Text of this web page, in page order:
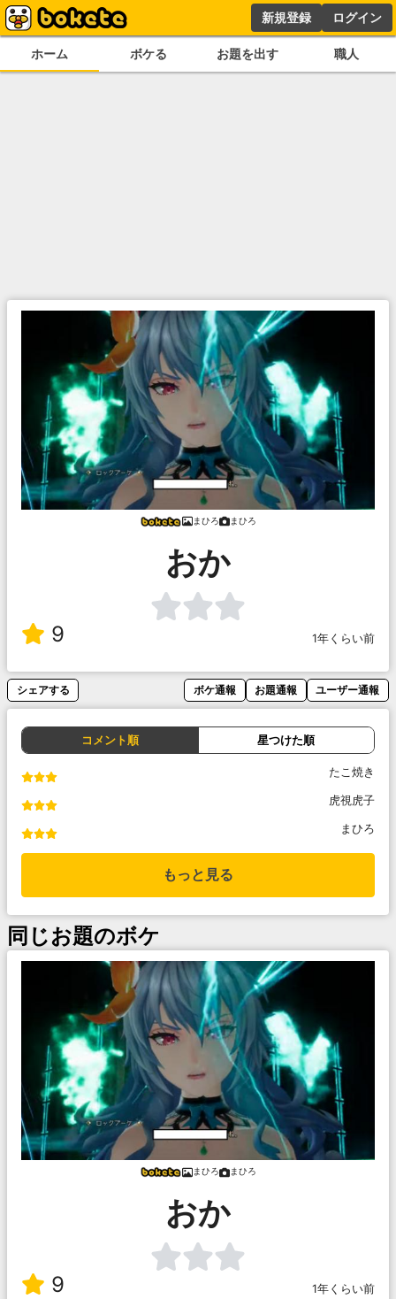
新規登録 ログイン
ホーム ボケる お題を出す 職人
まひろ まひろ
おか
9 1年くらい前
シェアする ボケ通報 お題通報 ユーザー通報
コメント順 星つけた順
たこ焼き
虎視虎子
まひろ
もっと見る
同じお題のボケ
まひろ まひろ
おか
9 1年くらい前